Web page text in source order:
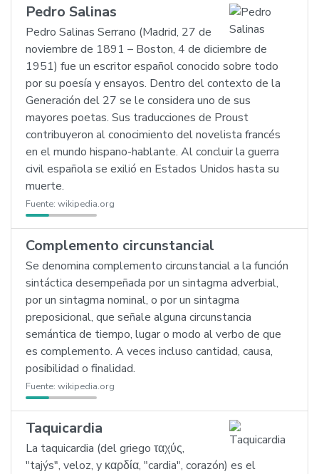
Pedro Salinas
Pedro Salinas Serrano (Madrid, 27 de
noviembre de 1891 – Boston, 4 de diciembre de
1951) fue un escritor español conocido sobre todo
por su poesía y ensayos. Dentro del contexto de la
Generación del 27 se le considera uno de sus
mayores poetas. Sus traducciones de Proust
contribuyeron al conocimiento del novelista francés
en el mundo hispano-hablante. Al concluir la guerra
civil española se exilió en Estados Unidos hasta su
muerte.
Fuente: wikipedia.org
Complemento circunstancial
Se denomina complemento circunstancial a la función
sintáctica desempeñada por un sintagma adverbial,
por un sintagma nominal, o por un sintagma
preposicional, que señale alguna circunstancia
semántica de tiempo, lugar o modo al verbo de que
es complemento. A veces incluso cantidad, causa,
posibilidad o finalidad.
Fuente: wikipedia.org
Taquicardia
La taquicardia (del griego ταχύς,
"tajýs", veloz, y καρδία, "cardia", corazón) es el